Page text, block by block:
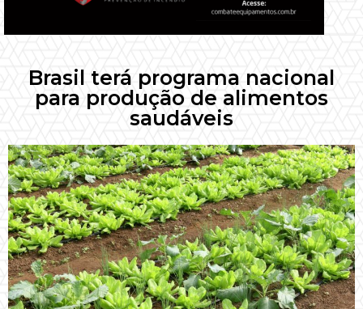
Brasil terá programa nacional
para produção de alimentos
saudáveis